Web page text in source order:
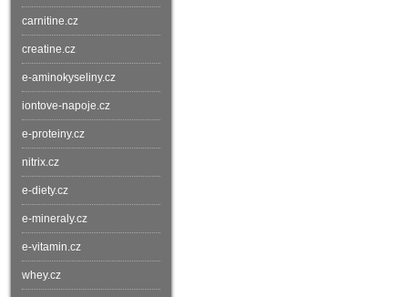
carnitine.cz
creatine.cz
e-aminokyseliny.cz
iontove-napoje.cz
e-proteiny.cz
nitrix.cz
e-diety.cz
e-mineraly.cz
e-vitamin.cz
whey.cz